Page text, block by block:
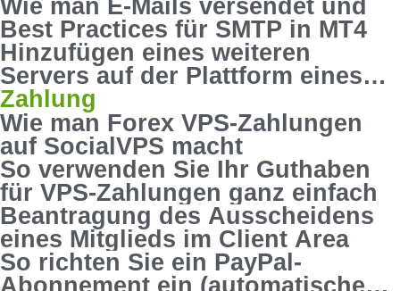
Wie man E-Mails versendet und
Best Practices für SMTP in MT4
Hinzufügen eines weiteren
Servers auf der Plattform eines
Brokers
Zahlung
Wie man Forex VPS-Zahlungen
auf SocialVPS macht
So verwenden Sie Ihr Guthaben
für VPS-Zahlungen ganz einfach
Beantragung des Ausscheidens
eines Mitglieds im Client Area
So richten Sie ein PayPal-
Abonnement ein (automatische